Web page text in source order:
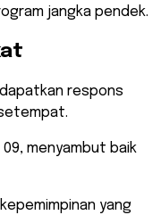
jangka pendek.
respons
menyambut baik
yang